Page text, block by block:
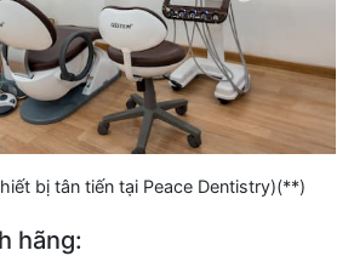
bị tân tiến tại Peace Dentistry)(**)
hãng: